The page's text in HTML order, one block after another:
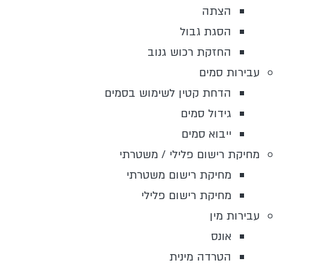
הצתה
הסגת גבול
החזקת רכוש גנוב
עבירות סמים
הדחת קטין לשימוש בסמים
גידול סמים
ייבוא סמים
מחיקת רישום פלילי / משטרתי
מחיקת רישום משטרתי
מחיקת רישום פלילי
עבירות מין
אונס
הטרדה מינית